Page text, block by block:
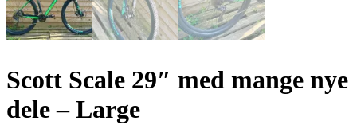
Scott Scale 29″ med mange nye
dele – Large